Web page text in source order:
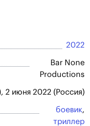
2022
Bar None
Productions
2 июня 2022 (Россия)
боевик,
триллер